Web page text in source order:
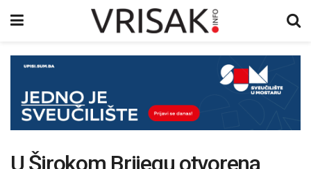
U Širokom Brijegu otvorena